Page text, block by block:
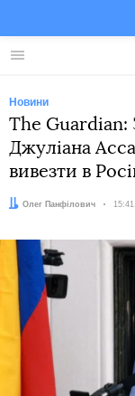
Меню
Новини
The Guardian:
Джуліана
вивезти в
Автор:
Олег Панфілович Дата: